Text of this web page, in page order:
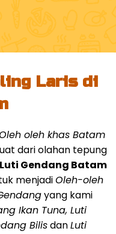
Laris di
oleh khas Batam
dari olahan tepung
Luti Gendang Batam
menjadiOleh-oleh
yang kami
Ikan Tuna, Luti
BilisdanLuti